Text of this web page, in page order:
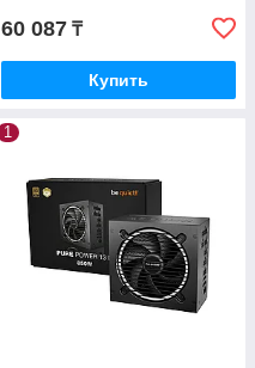
60 087 ₸
Купить
1